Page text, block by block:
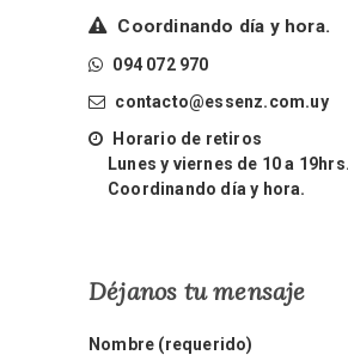
Coordinando día y hora.
094 072 970
contacto@essenz.com.uy
Horario de retiros
Lunes y viernes de 10 a 19hrs.
Coordinando día y hora.
Déjanos tu mensaje
Nombre (requerido)